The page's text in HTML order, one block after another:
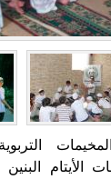
الأيتام